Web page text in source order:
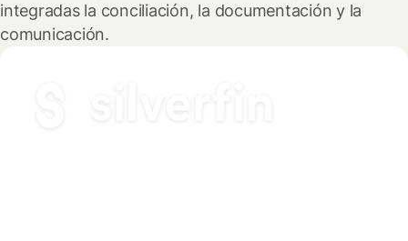
integradas la conciliación, la documentación y la
comunicación.